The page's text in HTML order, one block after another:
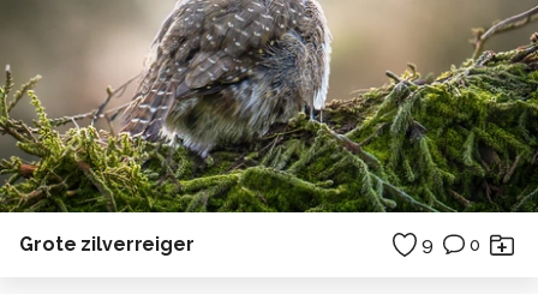
Grote zilverreiger 9 0